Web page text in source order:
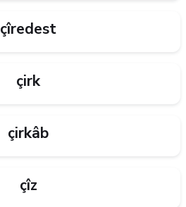
çîredest
çirk
çirkâb
çîz